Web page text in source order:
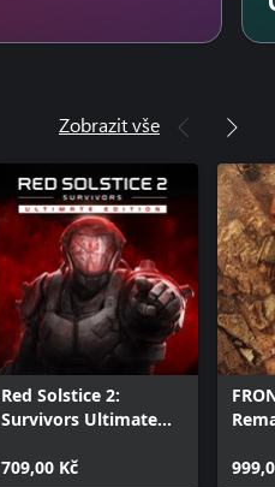
Zobrazit vše
Red Solstice 2:
Survivors Ultimate
709,00 Kč